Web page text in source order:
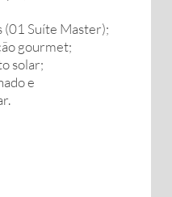
(01 Suíte Master);
gourmet;
solar;
e